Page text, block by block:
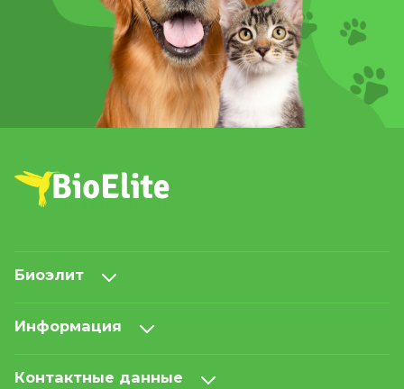
Биоэлит
Информация
Контактные данные